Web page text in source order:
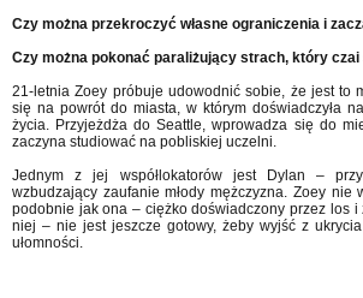
Czy można przekroczyć własne ograniczenia i
Czy można pokonać paraliżujący strach, który
21-letnia Zoey próbuje udowodnić sobie, że jest to
się na powrót do miasta, w którym doświadczyła
życia. Przyjeżdża do Seattle, wprowadza się do
zaczyna studiować na pobliskiej uczelni.
Jednym z jej współlokatorów jest Dylan –
wzbudzający zaufanie młody mężczyzna. Zoey nie
podobnie jak ona – ciężko doświadczony przez los
niej – nie jest jeszcze gotowy, żeby wyjść z
ułomności.